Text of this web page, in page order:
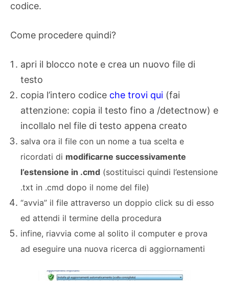
codice.
Come procedere quindi?
apri il blocco note e crea un nuovo file di
testo
copia l’intero codice che trovi qui (fai
attenzione: copia il testo fino a /detectnow) e
incollalo nel file di testo appena creato
salva ora il file con un nome a tua scelta e
ricordati di modificarne successivamente
l’estensione in .cmd (sostituisci quindi l’estensione
.txt in .cmd dopo il nome del file)
“avvia” il file attraverso un doppio click su di esso
ed attendi il termine della procedura
infine, riavvia come al solito il computer e prova
ad eseguire una nuova ricerca di aggiornamenti